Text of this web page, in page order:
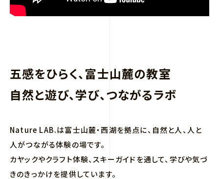
五感をひらく、富士山麓の教室
自然と遊び、学び、つながるラボ
Nature LAB.は富士山麓・西湖を拠点に、自然と人、人と
人がつながる体験の場です。
カヤックやクラフト体験、スキーガイドを通して、学びや気づ
きのきっかけを提供しています。